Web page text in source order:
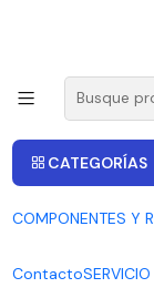
CATEGORÍAS
COMPONENTES Y
Contacto
ENVIOS A
PUÑOS
FILTROS
Agotado